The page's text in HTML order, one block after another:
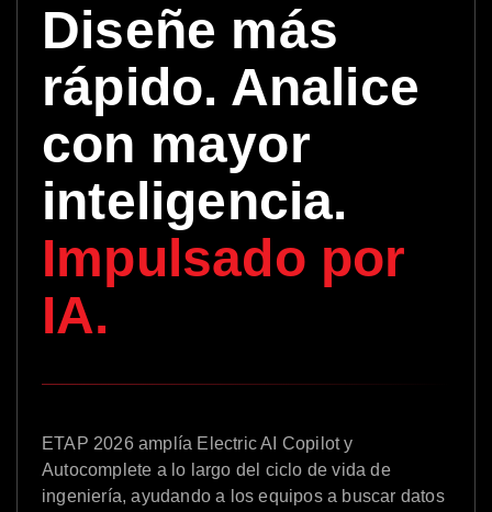
Diseñe más
rápido. Analice
con mayor
inteligencia.
Impulsado por
IA.
ETAP 2026 amplía Electric AI Copilot y
Autocomplete a lo largo del ciclo de vida de
ingeniería, ayudando a los equipos a buscar datos